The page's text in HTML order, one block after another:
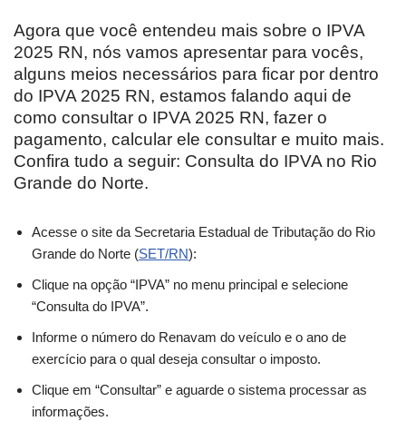
Agora que você entendeu mais sobre o IPVA
2025 RN, nós vamos apresentar para vocês,
alguns meios necessários para ficar por dentro
do IPVA 2025 RN, estamos falando aqui de
como consultar o IPVA 2025 RN, fazer o
pagamento, calcular ele consultar e muito mais.
Confira tudo a seguir: Consulta do IPVA no Rio
Grande do Norte.
Acesse o site da Secretaria Estadual de Tributação do Rio
Grande do Norte (SET/RN):
Clique na opção “IPVA” no menu principal e selecione
“Consulta do IPVA”.
Informe o número do Renavam do veículo e o ano de
exercício para o qual deseja consultar o imposto.
Clique em “Consultar” e aguarde o sistema processar as
informações.